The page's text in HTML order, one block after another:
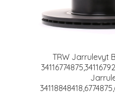
TRW Jarrulevyt